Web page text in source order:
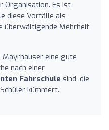
Organisation. Es ist
diese Vorfälle als
überwältigende Mehrheit
eine gute
nach einer
Fahrschule sind, die
kümmert.